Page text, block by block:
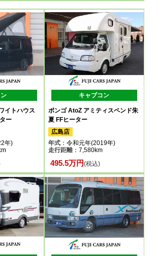
イトハウス
ー
年)
キャブコン
ボンゴ AtoZ アミティスペンド朱
夏 FFヒーター
広島店
年式：令和元年(2019年)
走行距離：7,580km
495.5万円(税込)